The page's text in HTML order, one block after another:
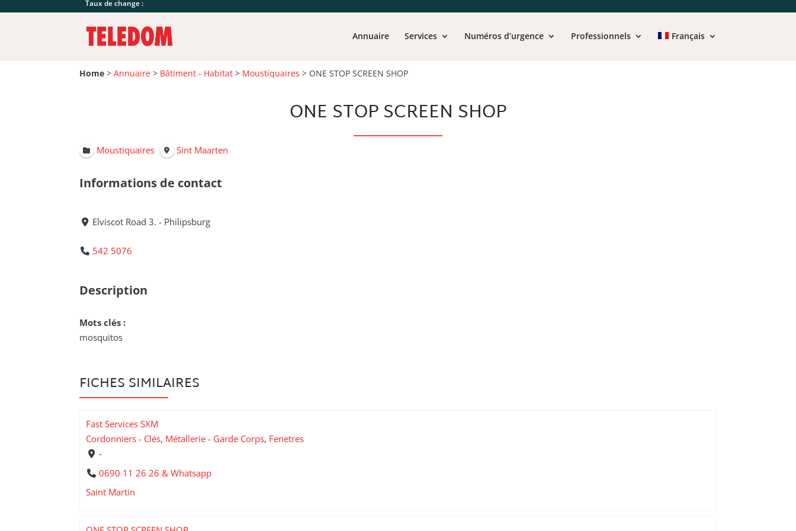
Taux de change :
Annuaire Services Numéros d’urgence Professionnels Français
Home >Annuaire > Bâtiment - Habitat > Moustiquaires > ONE STOP SCREEN SHOP
ONE STOP SCREEN SHOP
Moustiquaires Sint Maarten
Informations de contact
Elviscot Road 3. - Philipsburg
542 5076
Description
Mots clés :
mosquitos
FICHES SIMILAIRES
Fast Services SXM
Cordonniers - Clés, Métallerie - Garde Corps, Fenetres
-
0690 11 26 26 & Whatsapp
Saint Martin